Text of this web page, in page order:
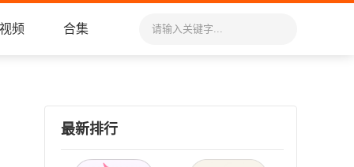
视频 合集
最新排行